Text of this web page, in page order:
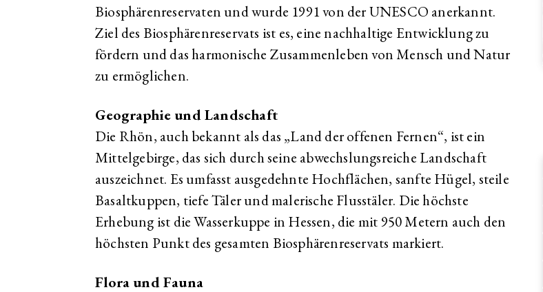
Biosphärenreservaten und wurde 1991 von der UNESCO anerkannt.
Ziel des Biosphärenreservats ist es, eine nachhaltige Entwicklung zu
fördern und das harmonische Zusammenleben von Mensch und Natur
zu ermöglichen.
Geographie und Landschaft
Die Rhön, auch bekannt als das „Land der offenen Fernen“, ist ein
Mittelgebirge, das sich durch seine abwechslungsreiche Landschaft
auszeichnet. Es umfasst ausgedehnte Hochflächen, sanfte Hügel, steile
Basaltkuppen, tiefe Täler und malerische Flusstäler. Die höchste
Erhebung ist die Wasserkuppe in Hessen, die mit 950 Metern auch den
höchsten Punkt des gesamten Biosphärenreservats markiert.
Flora und Fauna